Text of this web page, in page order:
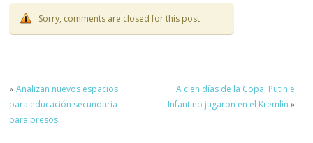
Sorry, comments are closed for this post
«Analizan nuevos espacios
para educación secundaria
para presos
A cien días de la Copa, Putin e
Infantino jugaron en el Kremlin »